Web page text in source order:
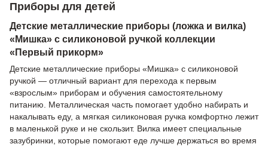
Приборы для детей
Детские металлические приборы (ложка и вилка)
«Мишка» с силиконовой ручкой коллекции
«Первый прикорм»
Детские металлические приборы «Мишка» с силиконовой
ручкой — отличный вариант для перехода к первым
«взрослым» приборам и обучения самостоятельному
питанию. Металлическая часть помогает удобно набирать и
накалывать еду, а мягкая силиконовая ручка комфортно лежит
в маленькой руке и не скользит. Вилка имеет специальные
зазубринки, которые помогают еде лучше держаться во время